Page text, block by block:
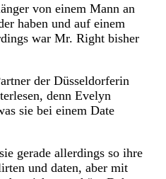
von einem Mann an
haben und auf einem
war Mr. Right bisher
der Düsseldorferin
denn Evelyn
sie bei einem Date
gerade allerdings so ihre
und daten, aber mit